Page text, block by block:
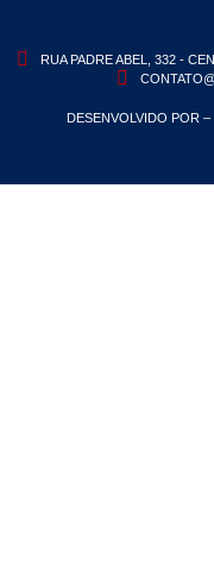
RUA PADRE ABEL, 332 -
DESENVOLVIDO POR